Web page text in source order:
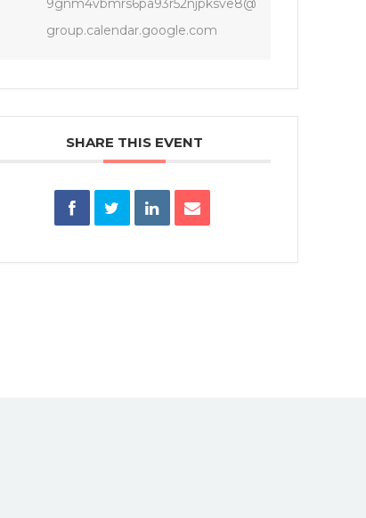
9gnm4vbmrs6pa93r52njpksve8@
group.calendar.google.com
SHARE THIS EVENT